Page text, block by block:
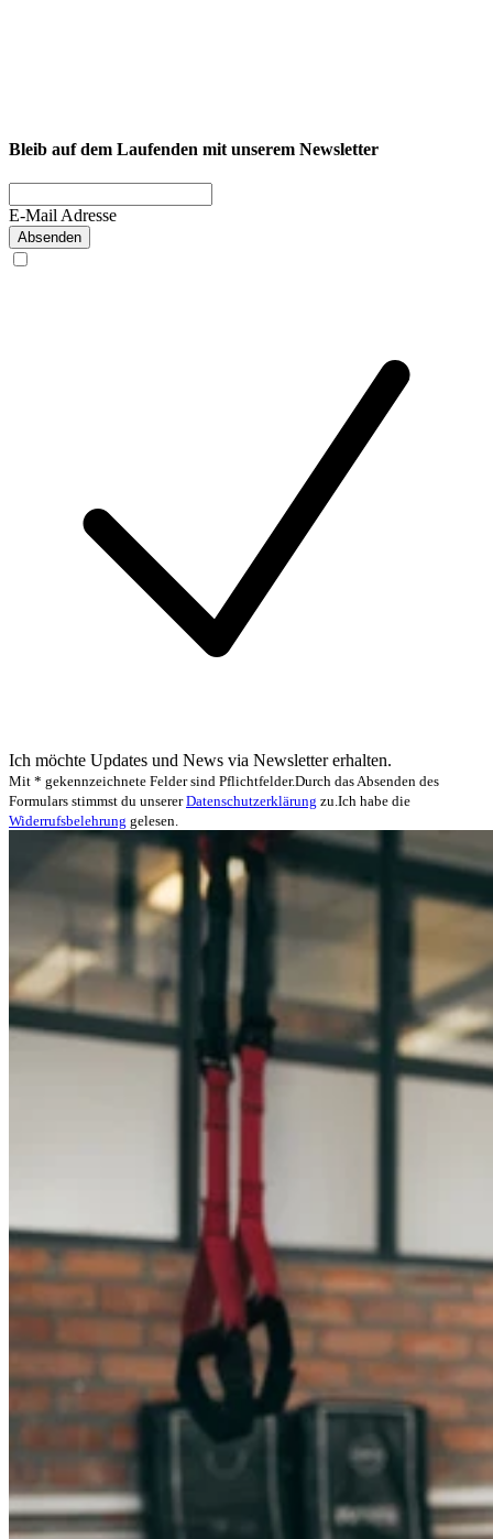
Bleib auf dem Laufenden mit unserem Newsletter
E-Mail Adresse
Absenden
Ich möchte Updates und News via Newsletter erhalten.
Mit * gekennzeichnete Felder sind Pflichtfelder.Durch das Absenden des
Formulars stimmst du unserer Datenschutzerklärung zu. Ich habe die
Widerrufsbelehrung gelesen.